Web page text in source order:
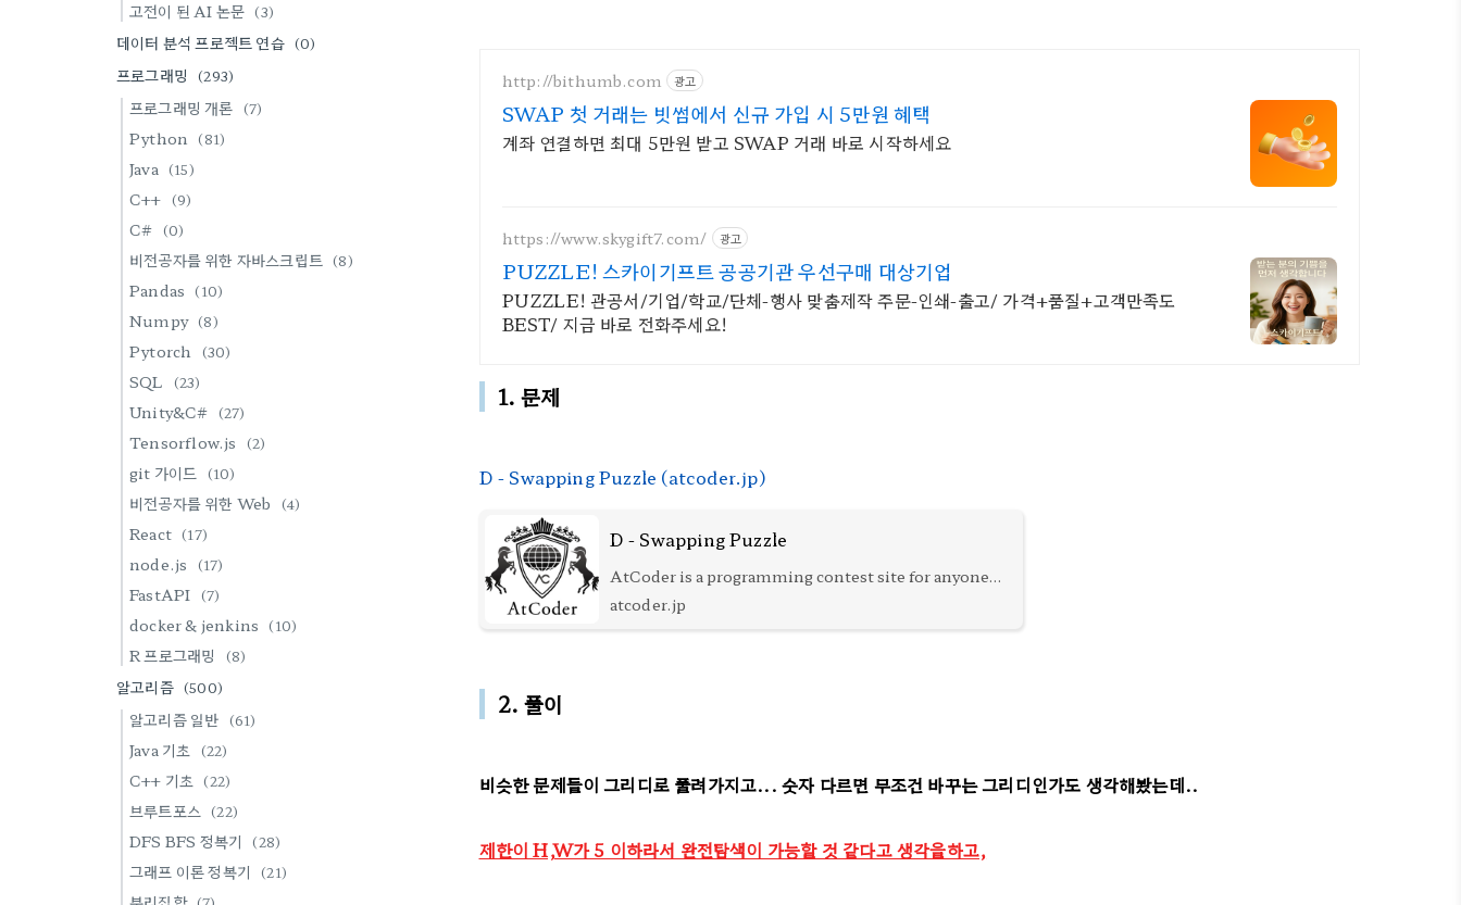
http://bithumb.com 광고
SWAP 첫 거래는 빗썸에서 신규 가입 시 5만원 혜택
계좌 연결하면 최대 5만원 받고 SWAP 거래 바로 시작하세요
https://www.skygift7.com/ 광고
PUZZLE! 스카이기프트 공공기관 우선구매 대상기업
PUZZLE! 관공서/기업/학교/단체-행사 맞춤제작 주문-인쇄-출고/ 가격+품질+고객만족도
BEST/ 지금 바로 전화주세요!
1. 문제
D - Swapping Puzzle (atcoder.jp)
D - Swapping Puzzle
AtCoder is a programming contest site for anyone
from beginners to experts. We hold weekly
programming contests online.
atcoder.jp
2. 풀이
비슷한 문제들이 그리디로 풀려가지고... 숫자 다르면 무조건 바꾸는 그리디인가도 생각해봤는데..
제한이 H,W가 5 이하라서 완전탐색이 가능할 것 같다고 생각을하고,
고전이 된 AI 논문 (3)
데이터 분석 프로젝트 연습 (0)
프로그래밍 (293)
프로그래밍 개론 (7)
Python (81)
Java (15)
C++ (9)
C# (0)
비전공자를 위한 자바스크립트 (8)
Pandas (10)
Numpy (8)
Pytorch (30)
SQL (23)
Unity&C# (27)
Tensorflow.js (2)
git 가이드 (10)
비전공자를 위한 Web (4)
React (17)
node.js (17)
FastAPI (7)
docker & jenkins (10)
R 프로그래밍 (8)
알고리즘 (500)
알고리즘 일반 (61)
Java 기초 (22)
C++ 기초 (22)
브루트포스 (22)
DFS BFS 정복기 (28)
그래프 이론 정복기 (21)